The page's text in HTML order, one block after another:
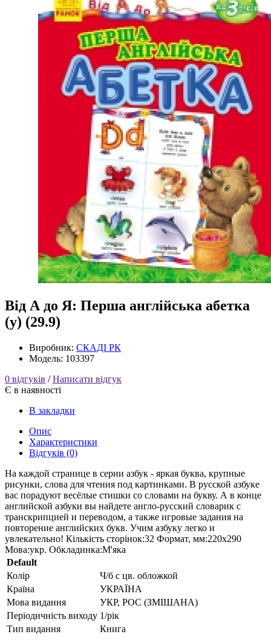
Від А до Я: Перша англійська абетка
(у) (29.9)
Виробник: СКАДІ РК
Модель: 103397
0 відгуків /Написати відгук
Є в наявності
В закладки
Опис
Характеристики
Відгуків (0)
На каждой странице в серии азбук - яркая буква, крупные
рисунки, слова для чтения под картинками. В русской азбуке
вас порадуют весёлые стишки со словами на букву. А в конце
английской азбуки вы найдете англо-русский словарик с
транскрипцией и переводом, а также игровые задания на
повторение английских букв. Учим азбуку легко и
увлекательно! Кількість сторінок:32 Формат, мм:220х290
Мова:укр. Обкладинка:М'яка
Default
Колір
Ч/б с цв. обложкой
Країна
УКРАЇНА
Мова видання
УКР, РОС (ЗМІШАНА)
Періодичність виходу 1/рік
Тип видання
Книга